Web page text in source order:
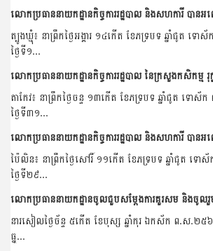
ត្បូងឃ្មុំ៖ នាព្រឹកថ្ងៃអង្គារ ១៤កើត ខែភទ្របទ ឆ្នាំជូត ទ
ថ្ងៃទី១...
តាកែវ៖ នាព្រឹកថ្ងៃចន្ទ ១៣កើត ខែភទ្របទ ឆ្នាំជូត ទោ
ថ្ងៃទី៣១...
ប៉ៃលិន៖ នាព្រឹកថ្ងៃសៅរិ៍ ១១កើត ខែភទ្របទ ឆ្នាំជូត ទ
ថ្ងៃទី២៩...
នារសៀលថ្ងៃច័ន្ទ ៥កើត ខែបុស្ស ឆ្នាំកុរ ឯកស័ក ព.ស.២៥
ធ្នូ...